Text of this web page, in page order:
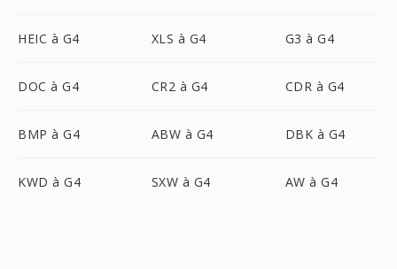
HEIC à G4 XLS à G4 G3 à G4
DOC à G4 CR2 à G4 CDR à G4
BMP à G4 ABW à G4 DBK à G4
KWD à G4 SXW à G4 AW à G4